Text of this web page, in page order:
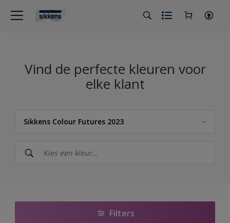
Vind de perfecte kleuren voor
elke klant
Sikkens Colour Futures 2023
Sikkens
Filters